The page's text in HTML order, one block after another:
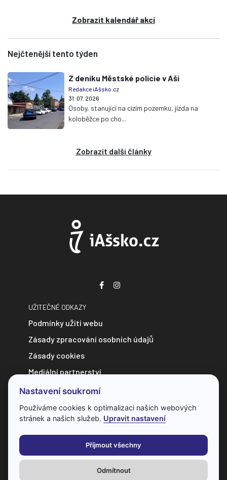
Zobrazit kalendář akcí
Nejčtenější tento týden
Z deníku Městské policie v Aši
Redakce iAšsko.cz
31. 07. 2026
Osoby, stanující na cizím pozemku, jízda na
koloběžce po cho...
Zobrazit další články
UŽITEČNÉ ODKAZY
Podmínky užití webu
Zásady zpracování osobních údajů
Zásady cookies
Mediální partnerství
Zpravodajství do e-mailu
Kontakt
předchozí dohody s provozovatelem ho nelze jakkoliv
Nastavení soukromí
Používáme cookies k optimalizaci našich webových
stránek a našich služeb. Upravit nastavení
Příjmout všechny
Odmítnout